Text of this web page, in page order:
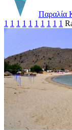
Παραλία
1 1 1 1 1 1 1 1 1 1